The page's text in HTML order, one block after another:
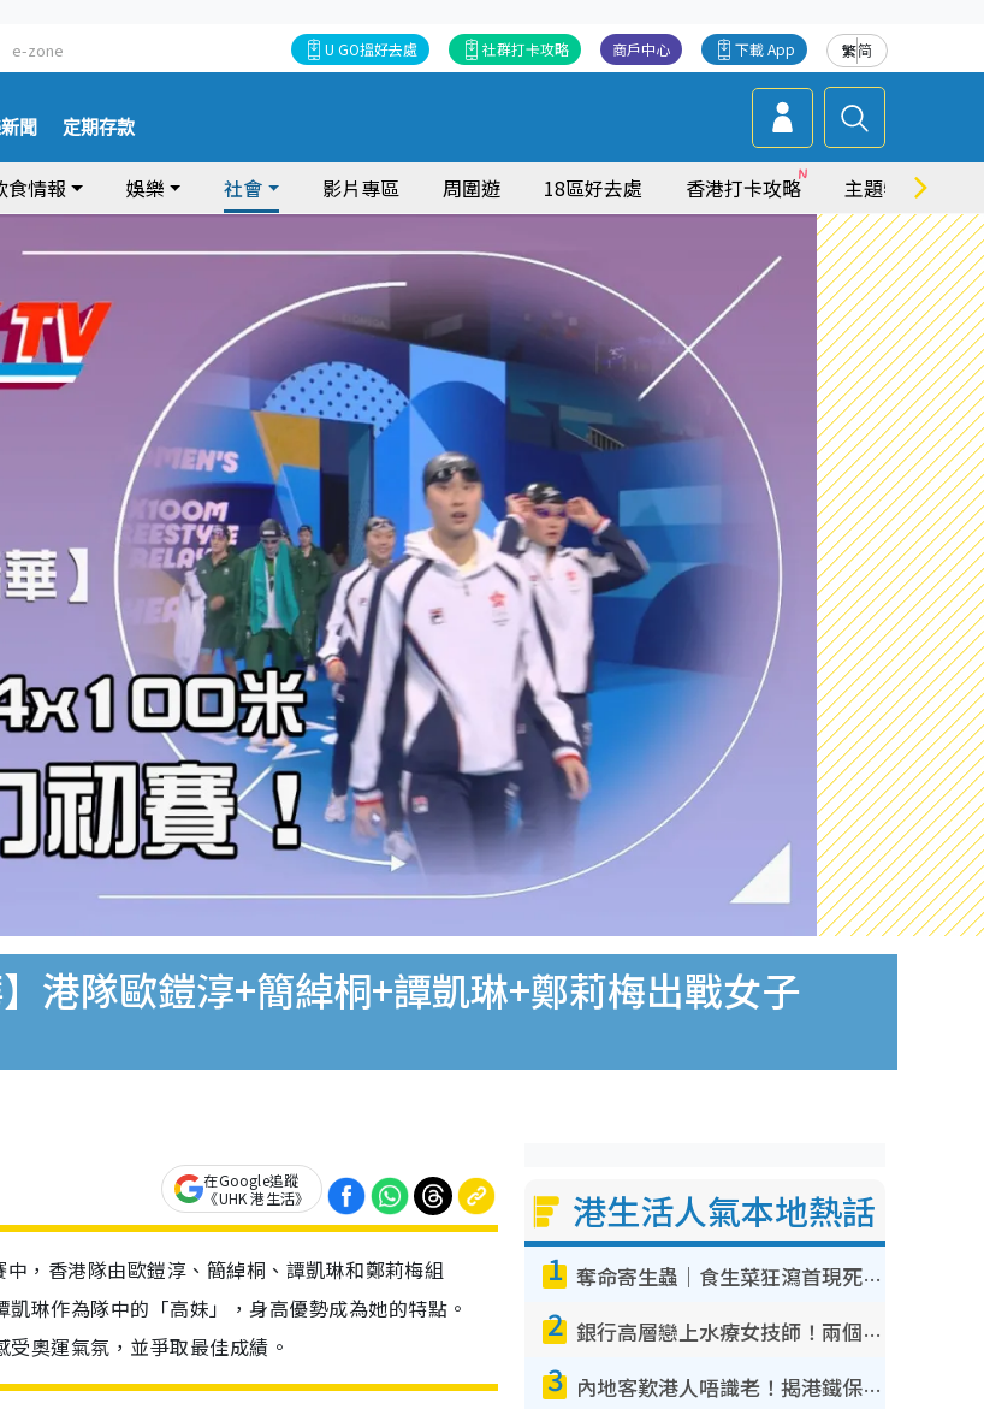
e-zone 繁简
下載 App
商戶中心
社群打卡攻略
U GO搵好去處
聞 定期存款
食情報 娛樂 社會 影片專區 周圍遊 18區好去處 香港打卡攻略 主題特集
】港隊歐鎧淳+簡綽桐+譚凱琳+鄭莉梅出戰女子
在Google追蹤
《UHK 港生活》
，香港隊由歐鎧淳、簡綽桐、譚凱琳和鄭莉梅組
琳作為隊中的「高妹」，身高優勢成為她的特點。
奧運氣氛，並爭取最佳成績。
港生活人氣本地熱話
1 奪命寄生蟲｜食生菜狂瀉首現死者！疫潮惡化錄1.8萬宗病例 揭洗菜3大謬誤
2 銀行高層戀上水療女技師！兩個月借128萬驚覺「沉船」沉落火海 揭背後疑似邪教操控賣淫
3 內地客歎港人唔識老！揭港鐵保鮮級冷氣 港人求放過：咪投訴